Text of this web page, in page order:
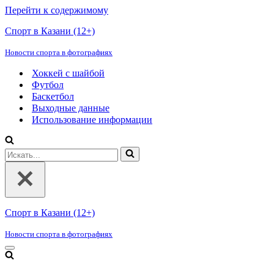
Перейти к содержимому
Спорт в Казани (12+)
Новости спорта в фотографиях
Хоккей с шайбой
Футбол
Баскетбол
Выходные данные
Использование информации
Искать...
Спорт в Казани (12+)
Новости спорта в фотографиях
Меню